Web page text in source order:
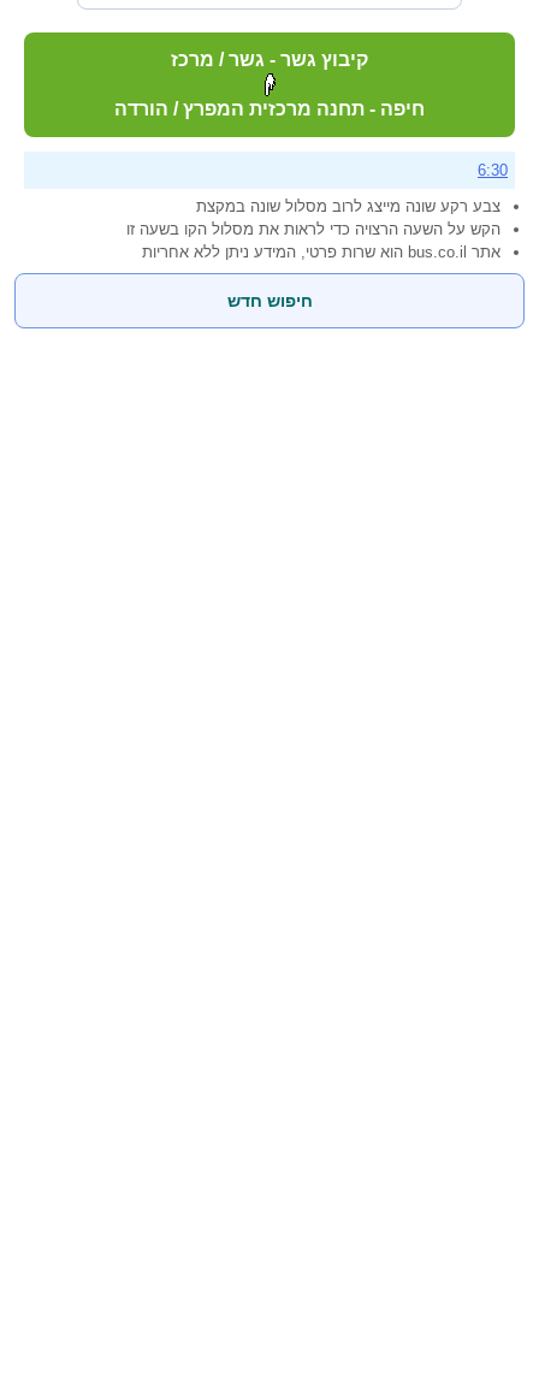
קיבוץ גשר - גשר / מרכז
חיפה - תחנה מרכזית המפרץ / הורדה
6:30
צבע רקע שונה מייצג לרוב מסלול שונה במקצת
הקש על השעה הרצויה כדי לראות את מסלול הקו בשעה זו
אתר bus.co.il הוא שרות פרטי, המידע ניתן ללא אחריות
חיפוש חדש